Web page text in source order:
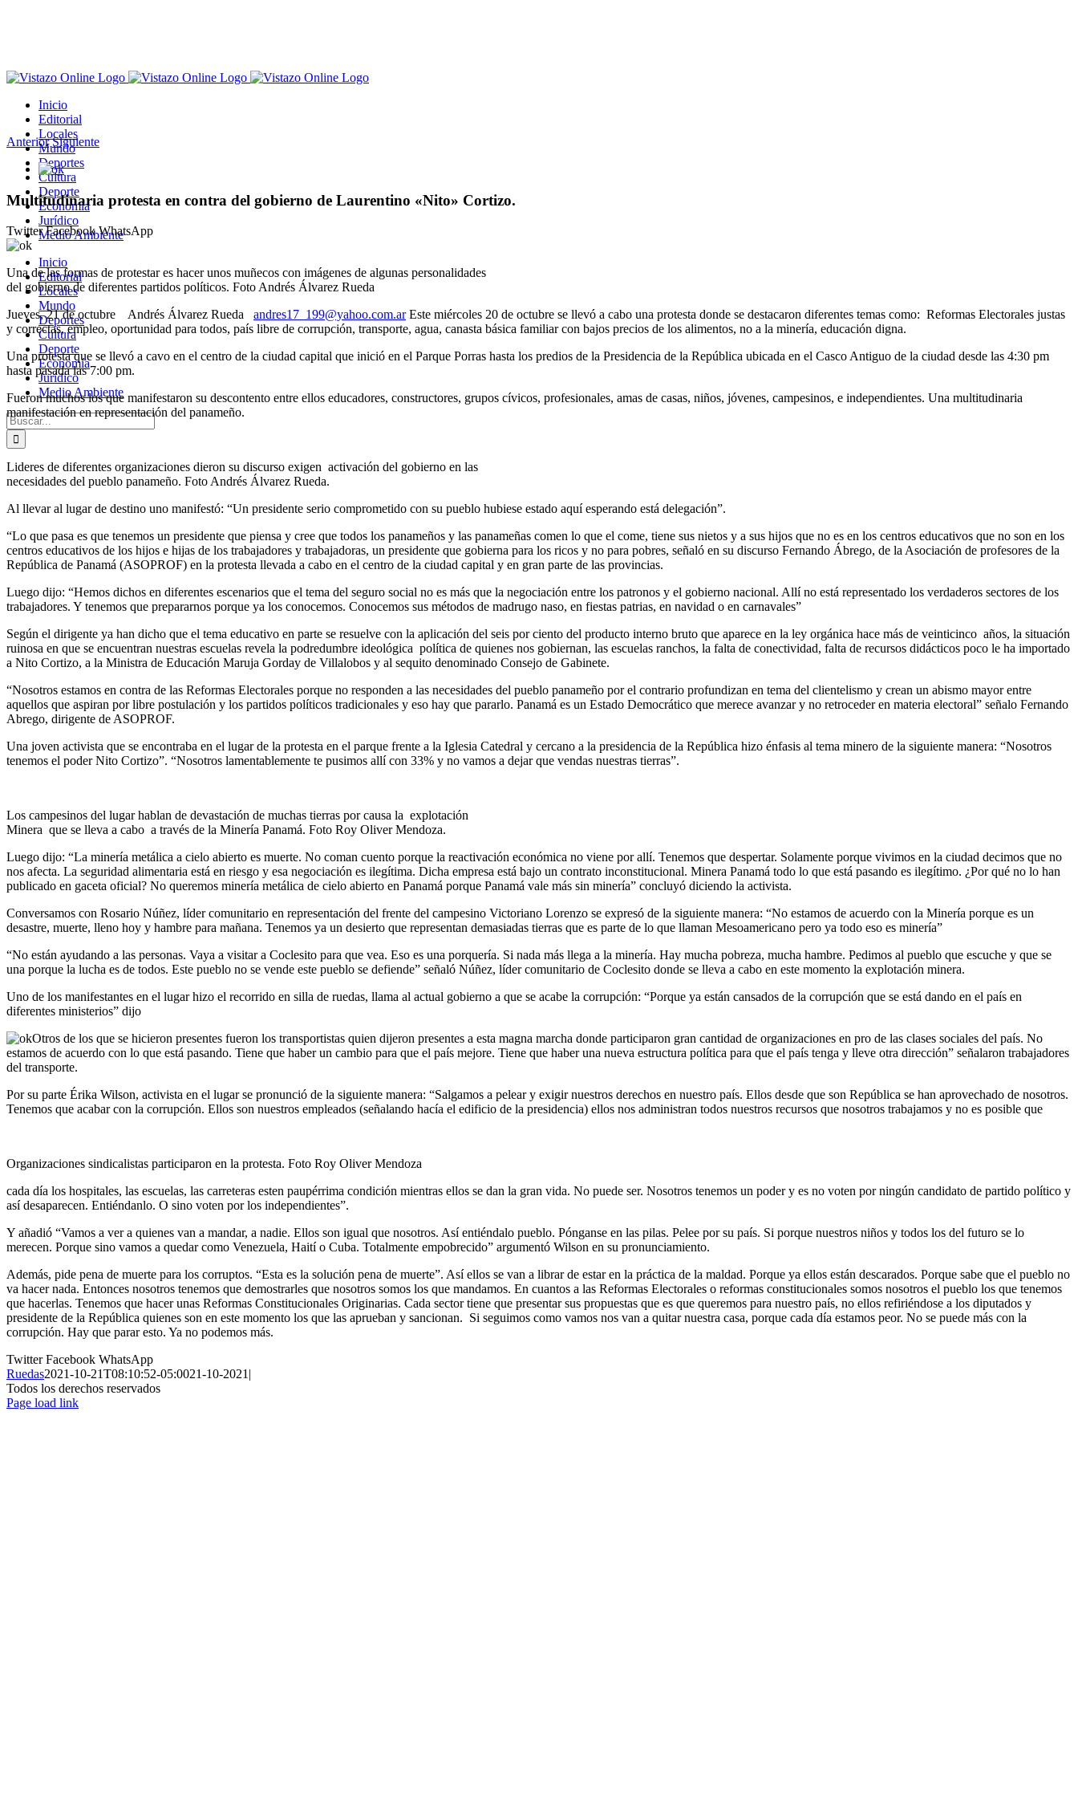
Inicio
Editorial
Locales
Mundo
Deportes
Cultura
Deporte
Economía
Jurídico
Medio Ambiente
Inicio
Editorial
Locales
Mundo
Deportes
Cultura
Deporte
Economía
Jurídico
Medio Ambiente
Buscar:
Anterior Siguiente
Ver
imagen
más
grande
Multitudinaria protesta en contra del gobierno de Laurentino «Nito» Cortizo.
TwitterFacebookWhatsApp
Una de las formas de protestar es hacer unos muñecos con imágenes de algunas personalidades
del gobierno de diferentes partidos políticos. Foto Andrés Álvarez Rueda
Jueves, 21 de octubre Andrés Álvarez Rueda andres17_199@yahoo.com.arEste miércoles 20 de octubre se llevó a cabo una protesta donde se destacaron diferentes temas como: Reformas Electorales justas
y correctas, empleo, oportunidad para todos, país libre de corrupción, transporte, agua, canasta básica familiar con bajos precios de los alimentos, no a la minería, educación digna.
Una protesta que se llevó a cavo en el centro de la ciudad capital que inició en el Parque Porras hasta los predios de la Presidencia de la República ubicada en el Casco Antiguo de la ciudad desde las 4:30 pm
hasta pasada las 7:00 pm.
Fueron muchos los que manifestaron su descontento entre ellos educadores, constructores, grupos cívicos, profesionales, amas de casas, niños, jóvenes, campesinos, e independientes. Una multitudinaria
manifestación en representación del panameño.
Lideres de diferentes organizaciones dieron su discurso exigen activación del gobierno en las
necesidades del pueblo panameño. Foto Andrés Álvarez Rueda.
Al llevar al lugar de destino uno manifestó: “Un presidente serio comprometido con su pueblo hubiese estado aquí esperando está delegación”.
“Lo que pasa es que tenemos un presidente que piensa y cree que todos los panameños y las panameñas comen lo que el come, tiene sus nietos y a sus hijos que no es en los centros educativos que no son en los
centros educativos de los hijos e hijas de los trabajadores y trabajadoras, un presidente que gobierna para los ricos y no para pobres, señaló en su discurso Fernando Ábrego, de la Asociación de profesores de la
República de Panamá (ASOPROF) en la protesta llevada a cabo en el centro de la ciudad capital y en gran parte de las provincias.
Luego dijo: “Hemos dichos en diferentes escenarios que el tema del seguro social no es más que la negociación entre los patronos y el gobierno nacional. Allí no está representado los verdaderos sectores de los
trabajadores. Y tenemos que prepararnos porque ya los conocemos. Conocemos sus métodos de madrugo naso, en fiestas patrias, en navidad o en carnavales”
Según el dirigente ya han dicho que el tema educativo en parte se resuelve con la aplicación del seis por ciento del producto interno bruto que aparece en la ley orgánica hace más de veinticinco años, la situación
ruinosa en que se encuentran nuestras escuelas revela la podredumbre ideológica política de quienes nos gobiernan, las escuelas ranchos, la falta de conectividad, falta de recursos didácticos poco le ha importado
a Nito Cortizo, a la Ministra de Educación Maruja Gorday de Villalobos y al sequito denominado Consejo de Gabinete.
“Nosotros estamos en contra de las Reformas Electorales porque no responden a las necesidades del pueblo panameño por el contrario profundizan en tema del clientelismo y crean un abismo mayor entre
aquellos que aspiran por libre postulación y los partidos políticos tradicionales y eso hay que pararlo. Panamá es un Estado Democrático que merece avanzar y no retroceder en materia electoral” señalo Fernando
Abrego, dirigente de ASOPROF.
Una joven activista que se encontraba en el lugar de la protesta en el parque frente a la Iglesia Catedral y cercano a la presidencia de la República hizo énfasis al tema minero de la siguiente manera: “Nosotros
tenemos el poder Nito Cortizo”. “Nosotros lamentablemente te pusimos allí con 33% y no vamos a dejar que vendas nuestras tierras”.
Los campesinos del lugar hablan de devastación de muchas tierras por causa la explotación
Minera que se lleva a cabo a través de la Minería Panamá. Foto Roy Oliver Mendoza.
Luego dijo: “La minería metálica a cielo abierto es muerte. No coman cuento porque la reactivación económica no viene por allí. Tenemos que despertar. Solamente porque vivimos en la ciudad decimos que no
nos afecta. La seguridad alimentaria está en riesgo y esa negociación es ilegítima. Dicha empresa está bajo un contrato inconstitucional. Minera Panamá todo lo que está pasando es ilegítimo. ¿Por qué no lo han
publicado en gaceta oficial? No queremos minería metálica de cielo abierto en Panamá porque Panamá vale más sin minería” concluyó diciendo la activista.
Conversamos con Rosario Núñez, líder comunitario en representación del frente del campesino Victoriano Lorenzo se expresó de la siguiente manera: “No estamos de acuerdo con la Minería porque es un
desastre, muerte, lleno hoy y hambre para mañana. Tenemos ya un desierto que representan demasiadas tierras que es parte de lo que llaman Mesoamericano pero ya todo eso es minería”
“No están ayudando a las personas. Vaya a visitar a Coclesito para que vea. Eso es una porquería. Si nada más llega a la minería. Hay mucha pobreza, mucha hambre. Pedimos al pueblo que escuche y que se
una porque la lucha es de todos. Este pueblo no se vende este pueblo se defiende” señaló Núñez, líder comunitario de Coclesito donde se lleva a cabo en este momento la explotación minera.
Uno de los manifestantes en el lugar hizo el recorrido en silla de ruedas, llama al actual gobierno a que se acabe la corrupción: “Porque ya están cansados de la corrupción que se está dando en el país en
diferentes ministerios” dijo
Otros de los que se hicieron presentes fueron los transportistas quien dijeron presentes a esta magna marcha donde participaron gran cantidad de organizaciones en pro de las clases sociales del país. No
estamos de acuerdo con lo que está pasando. Tiene que haber un cambio para que el país mejore. Tiene que haber una nueva estructura política para que el país tenga y lleve otra dirección” señalaron trabajadores
del transporte.
Por su parte Érika Wilson, activista en el lugar se pronunció de la siguiente manera: “Salgamos a pelear y exigir nuestros derechos en nuestro país. Ellos desde que son República se han aprovechado de nosotros.
Tenemos que acabar con la corrupción. Ellos son nuestros empleados (señalando hacía el edificio de la presidencia) ellos nos administran todos nuestros recursos que nosotros trabajamos y no es posible que
Organizaciones sindicalistas participaron en la protesta. Foto Roy Oliver Mendoza
cada día los hospitales, las escuelas, las carreteras esten paupérrima condición mientras ellos se dan la gran vida. No puede ser. Nosotros tenemos un poder y es no voten por ningún candidato de partido político y
así desaparecen. Entiéndanlo. O sino voten por los independientes”.
Y añadió “Vamos a ver a quienes van a mandar, a nadie. Ellos son igual que nosotros. Así entiéndalo pueblo. Pónganse en las pilas. Pelee por su país. Si porque nuestros niños y todos los del futuro se lo
merecen. Porque sino vamos a quedar como Venezuela, Haití o Cuba. Totalmente empobrecido” argumentó Wilson en su pronunciamiento.
Además, pide pena de muerte para los corruptos. “Esta es la solución pena de muerte”. Así ellos se van a librar de estar en la práctica de la maldad. Porque ya ellos están descarados. Porque sabe que el pueblo no
va hacer nada. Entonces nosotros tenemos que demostrarles que nosotros somos los que mandamos. En cuantos a las Reformas Electorales o reformas constitucionales somos nosotros el pueblo los que tenemos
que hacerlas. Tenemos que hacer unas Reformas Constitucionales Originarias. Cada sector tiene que presentar sus propuestas que es que queremos para nuestro país, no ellos refiriéndose a los diputados y
presidente de la República quienes son en este momento los que las aprueban y sancionan. Si seguimos como vamos nos van a quitar nuestra casa, porque cada día estamos peor. No se puede más con la
corrupción. Hay que parar esto. Ya no podemos más.
TwitterFacebook WhatsApp
Ruedas2021-10-21T08:10:52-05:0021-10-2021|
Todos los derechos reservados
Page load link